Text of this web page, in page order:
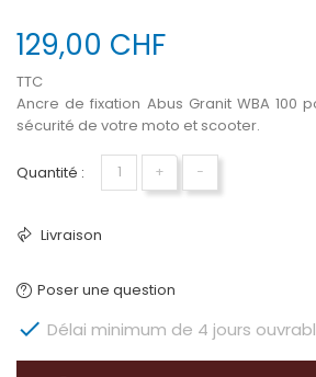
129,00 CHF
TTC
Ancre de fixation Abus Granit WBA 100
sécurité de votre moto et scooter.
Quantité : + −
Livraison
Poser une question
 Délai minimum de 4 jours